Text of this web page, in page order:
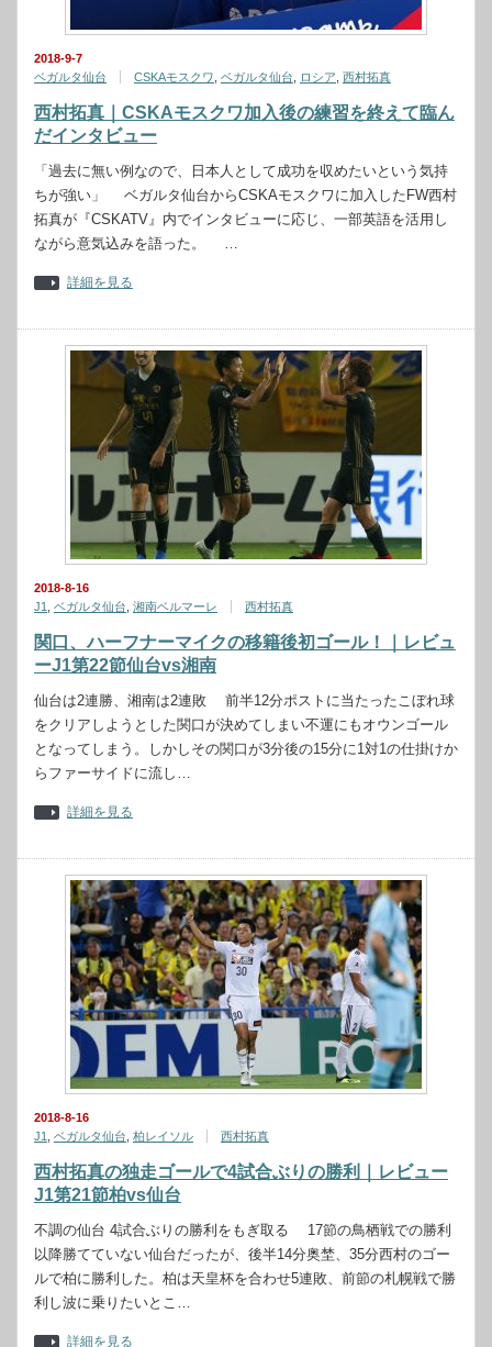
2018-9-7
ベガルタ仙台
CSKAモスクワ ベガルタ仙台 ロシア 西村拓真
西村拓真｜CSKAモスクワ加入後の練習を終えて臨ん
だインタビュー
「過去に無い例なので、日本人として成功を収めたいという気持
ちが強い」 ベガルタ仙台からCSKAモスクワに加入したFW西村
拓真が『CSKATV』内でインタビューに応じ、一部英語を活用し
ながら意気込みを語った。 …
詳細を見る
2018-8-16
J1
ベガルタ仙台 湘南ベルマーレ 西村拓真
関口、ハーフナーマイクの移籍後初ゴール！｜レビュ
ーJ1第22節仙台vs湘南
仙台は2連勝、湘南は2連敗 前半12分ポストに当たったこぼれ球
をクリアしようとした関口が決めてしまい不運にもオウンゴール
となってしまう。しかしその関口が3分後の15分に1対1の仕掛けか
らファーサイドに流し…
詳細を見る
2018-8-16
J1
ベガルタ仙台 柏レイソル 西村拓真
西村拓真の独走ゴールで4試合ぶりの勝利｜レビュー
J1第21節柏vs仙台
不調の仙台 4試合ぶりの勝利をもぎ取る 17節の鳥栖戦での勝利
以降勝てていない仙台だったが、後半14分奥埜、35分西村のゴー
ルで柏に勝利した。柏は天皇杯を合わせ5連敗、前節の札幌戦で勝
利し波に乗りたいとこ…
詳細を見る